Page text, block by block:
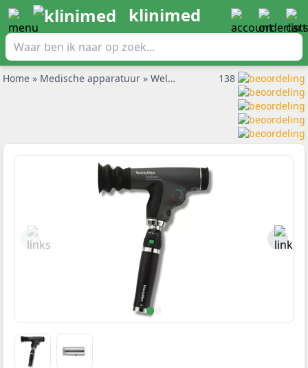
klinimed
Home » Medische apparatuur » Welch Allyn onderdelen »Welch
138